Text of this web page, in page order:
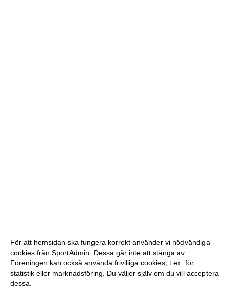
För att hemsidan ska fungera korrekt använder vi nödvändiga
cookies från SportAdmin. Dessa går inte att stänga av.
Föreningen kan också använda frivilliga cookies, t.ex. för
statistik eller marknadsföring. Du väljer själv om du vill acceptera
dessa.